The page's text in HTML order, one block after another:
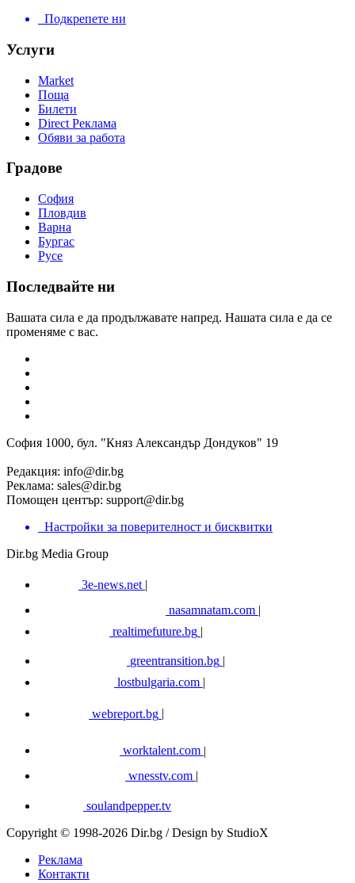
Подкрепете ни
Услуги
Market
Поща
Билети
Direct Реклама
Обяви за работа
Градове
София
Пловдив
Варна
Бургас
Русе
Последвайте ни
Вашата сила е да продължавате напред. Нашата сила е да се
променяме с вас.
София 1000, бул. "Княз Александър Дондуков" 19
Редакция: info@dir.bg
Реклама: sales@dir.bg
Помощен център: support@dir.bg
Настройки за поверителност и бисквитки
Dir.bg Media Group
3e-news.net |
nasamnatam.com |
realtimefuture.bg |
greentransition.bg |
lostbulgaria.com |
webreport.bg
worktalent.com |
wnesstv.com |
soulandpepper.tv
Copyright © 1998-2026 Dir.bg / Design by StudioX
Реклама
Контакти